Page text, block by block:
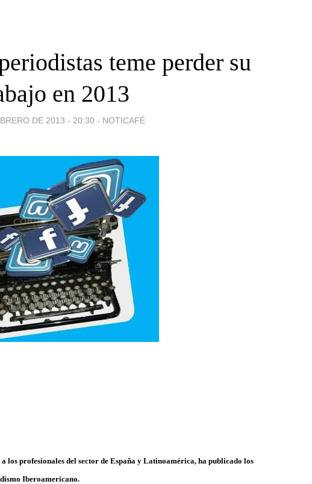
teme perder su
en 2013
DE 2013 - 20:30 - NOTICAFÉ
los profesionales del sector de España y Latinoamérica, ha publicado los
Iberoamericano.